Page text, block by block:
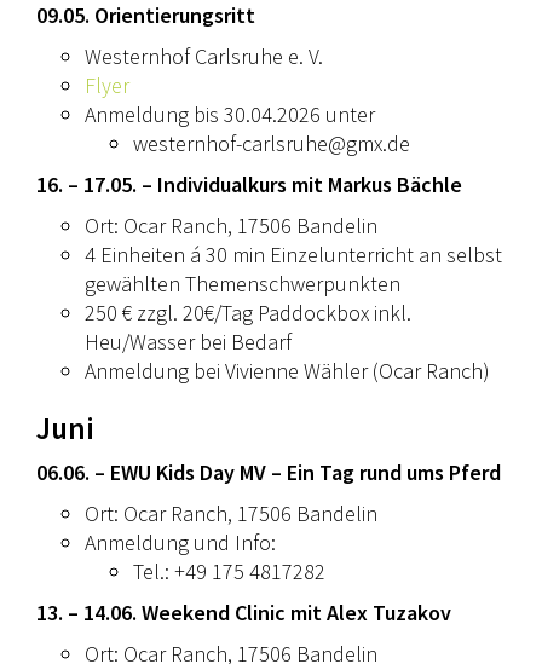
09.05. Orientierungsritt
Westernhof Carlsruhe e. V.
Flyer
Anmeldung bis 30.04.2026 unter
westernhof-carlsruhe@gmx.de
16. – 17.05. – Individualkurs mit Markus Bächle
Ort: Ocar Ranch, 17506 Bandelin
4 Einheiten á 30 min Einzelunterricht an selbst
gewählten Themenschwerpunkten
250 € zzgl. 20€/Tag Paddockbox inkl.
Heu/Wasser bei Bedarf
Anmeldung bei Vivienne Wähler (Ocar Ranch)
Juni
06.06. – EWU Kids Day MV – Ein Tag rund ums Pferd
Ort: Ocar Ranch, 17506 Bandelin
Anmeldung und Info:
Tel.: +49 175 4817282
13. – 14.06. Weekend Clinic mit Alex Tuzakov
Ort: Ocar Ranch, 17506 Bandelin